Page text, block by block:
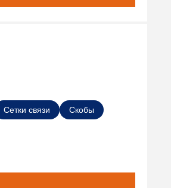
Сетки связи Скобы